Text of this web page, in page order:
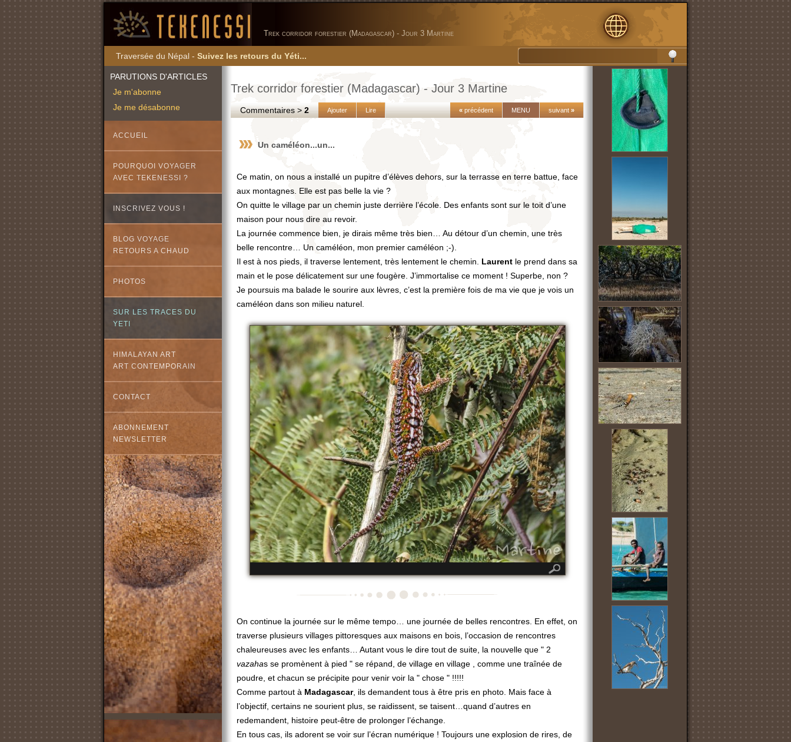
Trek corridor forestier (Madagascar) - Jour 3 Martine
Traversée du Népal - Suivez les retours du Yéti...
PARUTIONS D'ARTICLES
Je m'abonne
Je me désabonne
ACCUEIL
POURQUOI VOYAGER
AVEC TEKENESSI ?
INSCRIVEZ VOUS !
BLOG VOYAGE
RETOURS A CHAUD
PHOTOS
SUR LES TRACES DU
YETI
HIMALAYAN ART
ART CONTEMPORAIN
CONTACT
ABONNEMENT
NEWSLETTER
Trek corridor forestier (Madagascar) - Jour 3 Martine
Commentaires >2 Ajouter Lire suivant »
MENU
« précédent
Un caméléon...un...
Ce matin, on nous a installé un pupitre d’élèves dehors, sur la terrasse en terre battue, face
aux montagnes. Elle est pas belle la vie ?
On quitte le village par un chemin juste derrière l’école. Des enfants sont sur le toit d’une
maison pour nous dire au revoir.
La journée commence bien, je dirais même très bien… Au détour d’un chemin, une très
belle rencontre… Un caméléon, mon premier caméléon ;-).
Il est à nos pieds, il traverse lentement, très lentement le chemin. Laurent le prend dans sa
main et le pose délicatement sur une fougère. J’immortalise ce moment ! Superbe, non ?
Je poursuis ma balade le sourire aux lèvres, c’est la première fois de ma vie que je vois un
caméléon dans son milieu naturel.
On continue la journée sur le même tempo… une journée de belles rencontres. En effet, on
traverse plusieurs villages pittoresques aux maisons en bois, l’occasion de rencontres
chaleureuses avec les enfants… Autant vous le dire tout de suite, la nouvelle que " 2
vazahas se promènent à pied " se répand, de village en village , comme une traînée de
poudre, et chacun se précipite pour venir voir la " chose " !!!!!
Comme partout à Madagascar, ils demandent tous à être pris en photo. Mais face à
l’objectif, certains ne sourient plus, se raidissent, se taisent…quand d’autres en
redemandent, histoire peut-être de prolonger l’échange.
En tous cas, ils adorent se voir sur l’écran numérique ! Toujours une explosion de rires, de